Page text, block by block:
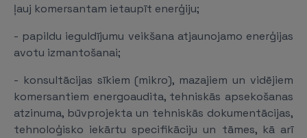
ļauj komersantam ietaupīt enerģiju;
- papildu ieguldījumu veikšana atjaunojamo enerģijas
avotu izmantošanai;
- konsultācijas sīkiem (mikro), mazajiem un vidējiem
komersantiem energoaudita, tehniskās apsekošanas
atzinuma, būvprojekta un tehniskās dokumentācijas,
tehnoloģisko iekārtu specifikāciju un tāmes, kā arī